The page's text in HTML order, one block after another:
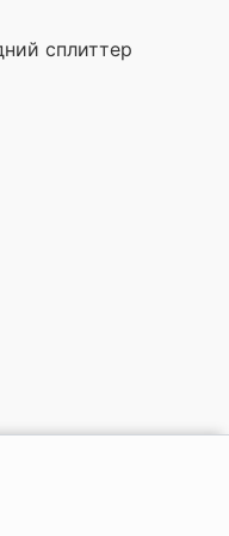
сплиттер